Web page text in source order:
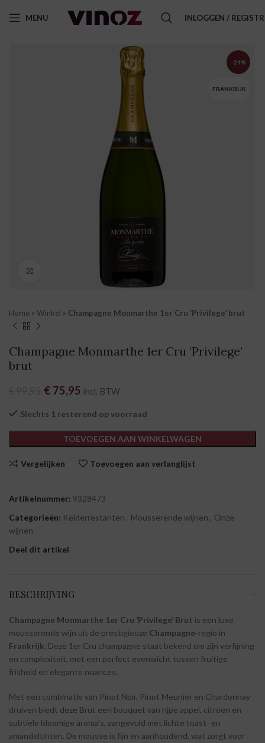
MENU INLOGGEN /
-24%
FRANKRIJK
Home » Winkel » Champagne Monmarthe 1er Cru ‘Privilege’ brut
Champagne Monmarthe 1er Cru ‘Privilege’
brut
Oorspronkelijke prijs was: € 99,95.
€ 75,95 Huidige prijs is: € 75,95.
incl. BTW
Slechts 1 resterend op voorraad
TOEVOEGEN AAN WINKELWAGEN
Vergelijken Toevoegen aan verlanglijst
Artikelnummer: 9328473
Categorieën: Kelderrestanten , Mousserende wijnen , Onze
wijnen
Deel dit artikel
BESCHRIJVING
Champagne Monmarthe 1er Cru ‘Privilege’ Brut is een luxe
mousserende wijn uit de prestigieuze Champagne-regio in
Frankrijk. Deze 1er Cru champagne staat bekend om zijn verfijning
en complexiteit, met een perfect evenwicht tussen fruitige
frisheid en elegante nuances.
Met een combinatie van Pinot Noir, Pinot Meunier en Chardonnay
druiven biedt deze Brut een bouquet van rijpe appel, citroen en
subtiele bloemige aroma’s, aangevuld met lichte toast- en
amandeltinten. De mousse is fijn en aanhoudend, wat zorgt voor